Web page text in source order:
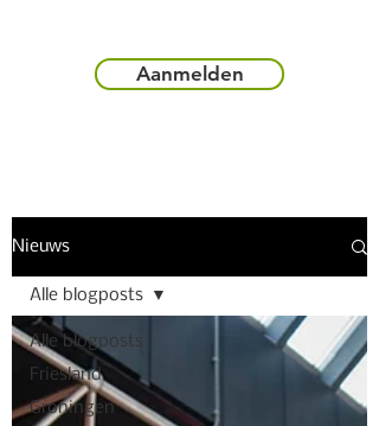
Aanmelden
Nieuws
Alle blogposts
Friesland
Groningen
Alle blogposts